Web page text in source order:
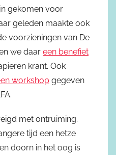
gekomen voor
geleden maakte ook
voorzieningen van De
we daar een benefiet
krant. Ook
workshop gegeven
met ontruiming.
tijd een hetze
doorn in het oog is